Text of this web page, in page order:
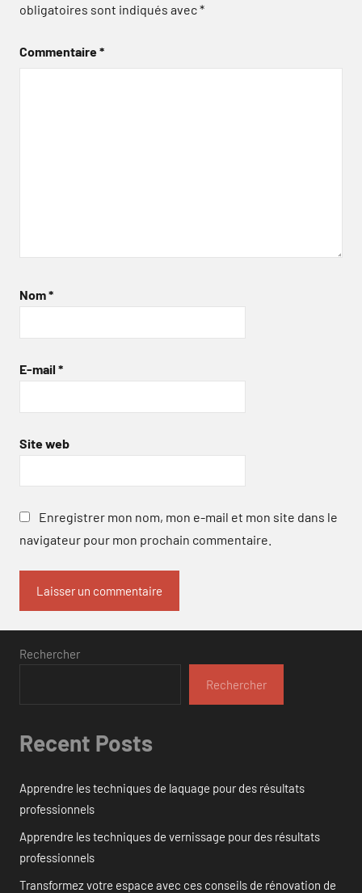
obligatoires sont indiqués avec*
Commentaire*
Nom*
E-mail *
Site web
Enregistrer mon nom, mon e-mail et mon site dans le
navigateur pour mon prochain commentaire.
Rechercher
Rechercher
Recent Posts
Apprendre les techniques de laquage pour des résultats
professionnels
Apprendre les techniques de vernissage pour des résultats
professionnels
Transformez votre espace avec ces conseils de rénovation de